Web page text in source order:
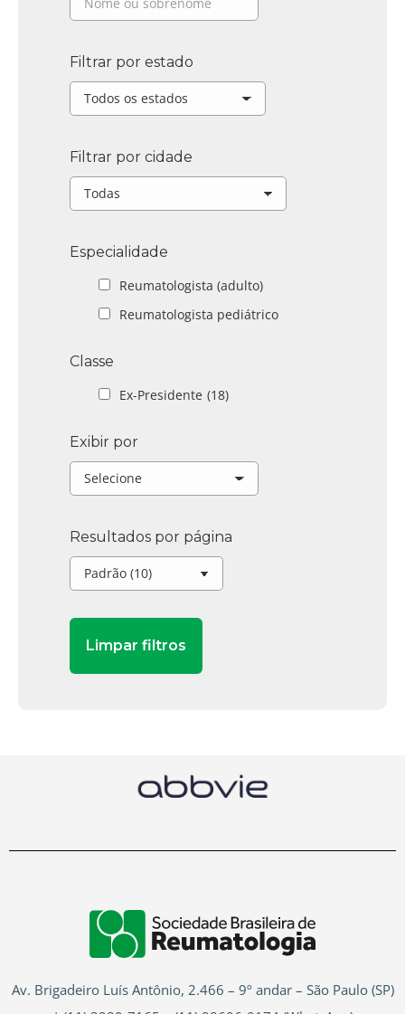
Filtrar por estado
Filtrar por cidade
Especialidade
Reumatologista (adulto)
Reumatologista pediátrico
Classe
Ex-Presidente (18)
Exibir por
Resultados por página
Av. Brigadeiro Luís Antônio, 2.466 – 9º andar – São Paulo (SP)